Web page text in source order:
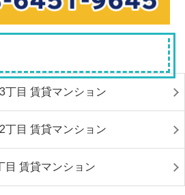
丁目 賃貸マンション
丁目 賃貸マンション
目 賃貸マンション